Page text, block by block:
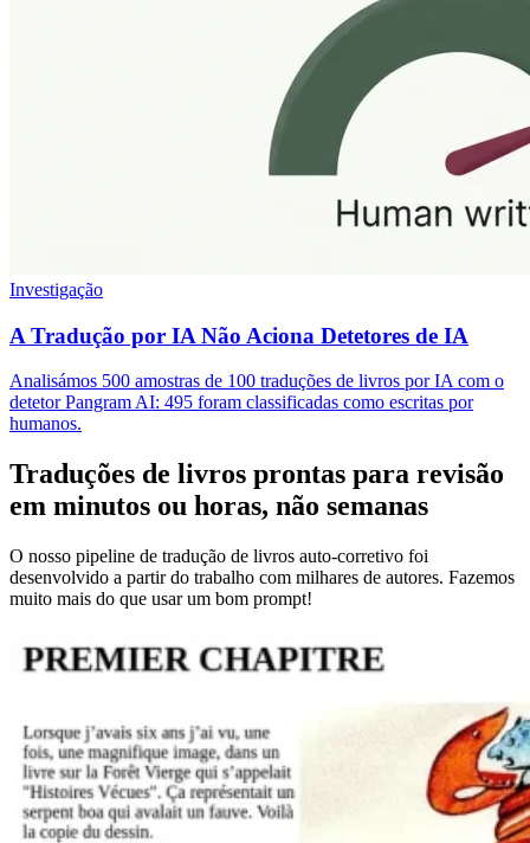
Investigação
A Tradução por IA Não Aciona Detetores de IA
Analisámos 500 amostras de 100 traduções de livros por IA com o
detetor Pangram AI: 495 foram classificadas como escritas por
humanos.
Traduções de livros prontas para revisão
em minutos ou horas, não semanas
O nosso pipeline de tradução de livros auto-corretivo foi
desenvolvido a partir do trabalho com milhares de autores. Fazemos
muito mais do que usar um bom prompt!